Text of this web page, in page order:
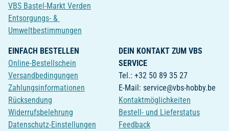
VBS Bastel-Markt Verden
Entsorgungs- &
Umweltbestimmungen
EINFACH BESTELLEN
Online-Bestellschein
Versandbedingungen
Zahlungsinformationen
Rücksendung
Widerrufsbelehrung
Datenschutz-Einstellungen
DEIN KONTAKT ZUM VBS
SERVICE
Tel.: +32 50 89 35 27
E-Mail: service@vbs-hobby.be
Kontaktmöglichkeiten
Bestell- und Lieferstatus
Feedback